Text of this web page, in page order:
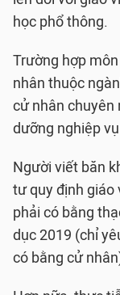
học phổ thông.
Trường hợp
nhân thuộc
cử nhân chuyên
dưỡng nghiệp
Người viết băn
tư quy định giáo
phải có bằng
dục 2019 (chỉ
có bằng cử